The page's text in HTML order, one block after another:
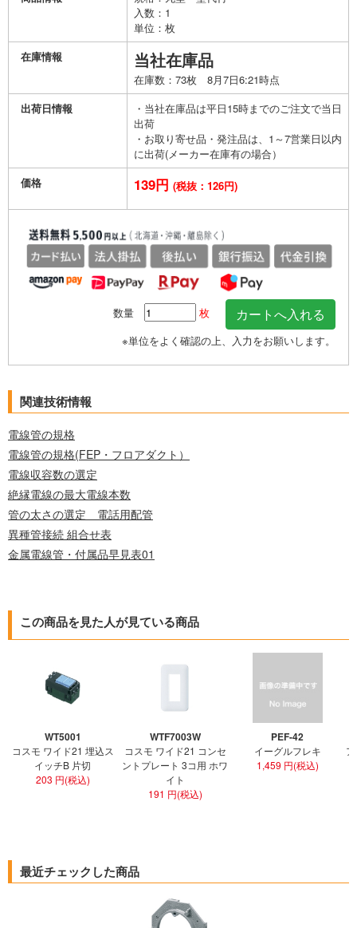
入数：1
単位：枚
在庫情報
当社在庫品
在庫数：73枚 8月7日6:21時点
出荷日情報
・当社在庫品は平日15時までのご注文で当日
出荷
・お取り寄せ品・発注品は、1～7営業日以内
に出荷(メーカー在庫有の場合）
価格
139円 (税抜：126円)
数量
枚
※単位をよく確認の上、入力をお願いします。
関連技術情報
電線管の規格
電線管の規格(FEP・フロアダクト）
電線収容数の選定
絶縁電線の最大電線本数
管の太さの選定 電話用配管
異種管接続 組合せ表
金属電線管・付属品早見表01
この商品を見た人が見ている商品
WT5001
コスモ ワイド21 埋込ス
イッチB 片切
203 円(税込)
WTF7003W
コスモ ワイド21 コンセ
ントプレート 3コ用 ホワ
イト
191 円(税込)
PEF-42
イーグルフレキ
1,459 円(税込)
最近チェックした商品